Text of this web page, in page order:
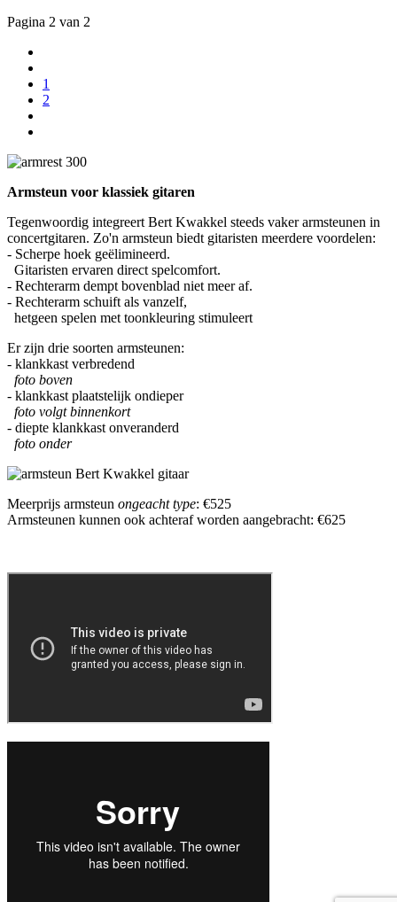
Pagina 2 van 2
1
2
Armsteun voor klassiek gitaren
Tegenwoordig integreert Bert Kwakkel steeds vaker armsteunen in
concertgitaren. Zo'n armsteun biedt gitaristen meerdere voordelen:
- Scherpe hoek geëlimineerd.
Gitaristen ervaren direct spelcomfort.
- Rechterarm dempt bovenblad niet meer af.
- Rechterarm schuift als vanzelf,
hetgeen spelen met toonkleuring stimuleert
Er zijn drie soorten armsteunen:
- klankkast verbredend
foto boven
- klankkast plaatstelijk ondieper
foto volgt binnenkort
- diepte klankkast onveranderd
foto onder
Meerprijs armsteun ongeacht type: €525
Armsteunen kunnen ook achteraf worden aangebracht: €625